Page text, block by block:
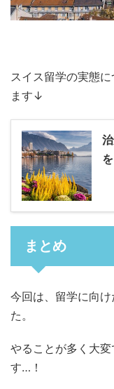
スイス留学の実態
ます↓
まとめ
今回は、留学に向
た。
やることが多く大
す…！